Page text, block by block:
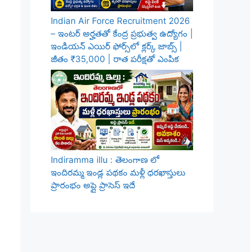
Indian Air Force Recruitment 2026
– ఇంటర్ అర్హతతో కేంద్ర ప్రభుత్వ ఉద్యోగం |
ఇండియన్ ఎయిర్ ఫోర్స్‌లో క్లర్క్ జాబ్స్ |
జీతం ₹35,000 | రాత పరీక్షతో ఎంపిక
Indiramma illu : తెలంగాణ లో
ఇందిరమ్మ ఇండ్ల పథకం మళ్లీ ధరఖాస్తులు
ప్రారంభం అప్లై ప్రాసెస్ ఇదే